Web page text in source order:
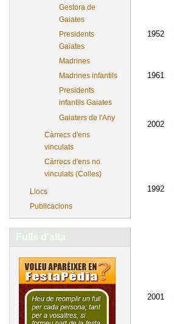
Gestora de
Gaiates
Presidents
Gaiates
Madrines
Madrines infantils
Presidents
infantils Gaiates
Gaiaters de l'Any
Càrrecs d'ens
vinculats
Càrrecs d'ens no
vinculats (Colles)
Llocs
Publicacions
Fulls d'alta
1952
1961
2002
1992
2001